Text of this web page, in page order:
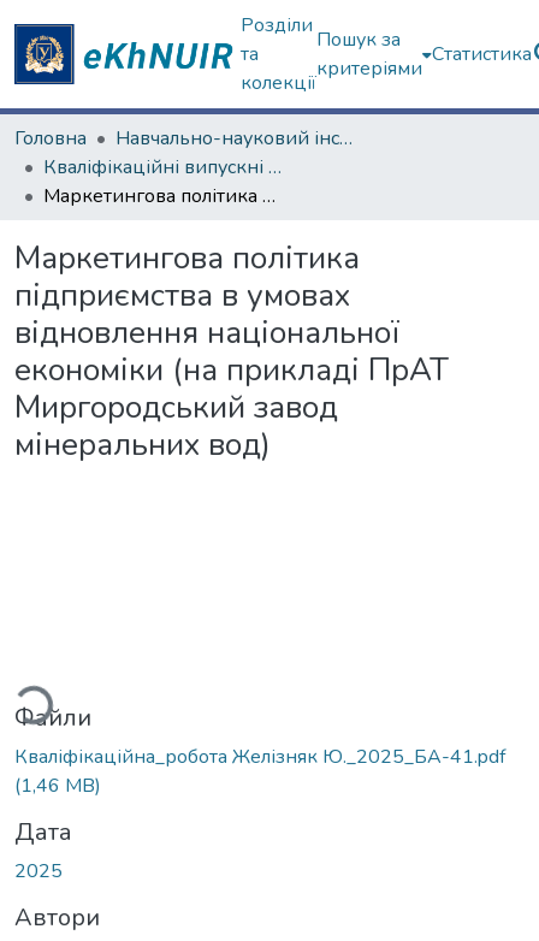
Розділи
та
колекції
Пошук за
критеріями
Статистика
Головна
Навчально-науковий інститут "Каразінська школа бізнесу"
Кваліфікаційні випускні роботи бакалаврів. Навчально-науковий інститут "Каразінська школа бізнесу"
Маркетингова політика підприємства в умовах відновлення національної економіки (на прикладі ПрАТ Миргородський завод мінеральних вод)
Маркетингова політика
підприємства в умовах
відновлення національної
економіки (на прикладі ПрАТ
Миргородський завод
мінеральних вод)
Файли
Кваліфікаційна_робота Желізняк Ю._2025_БА-41.pdf
(1,46 MB)
Дата
2025
Автори